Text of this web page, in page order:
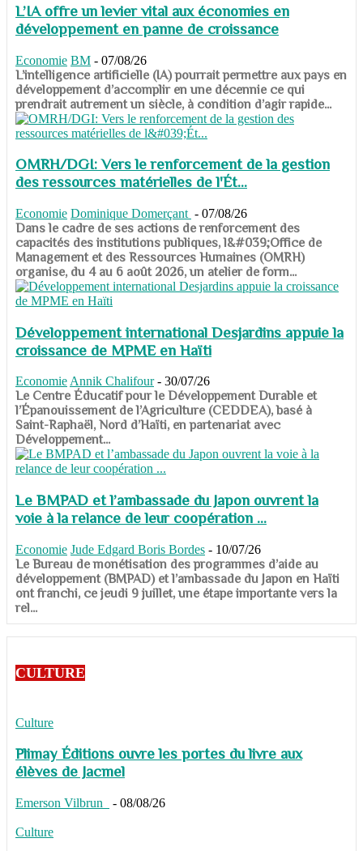
L’IA offre un levier vital aux économies en
développement en panne de croissance
Economie BM - 07/08/26
​​​​​​​L’intelligence artificielle (IA) pourrait permettre aux pays en
développement d’accomplir en une décennie ce qui
prendrait autrement un siècle, à condition d’agir rapide...
OMRH/DGI: Vers le renforcement de la gestion
des ressources matérielles de l'Ét...
Economie Dominique Domerçant - 07/08/26
Dans le cadre de ses actions de renforcement des
capacités des institutions publiques, l&#039;Office de
Management et des Ressources Humaines (OMRH)
organise, du 4 au 6 août 2026, un atelier de form...
Développement international Desjardins appuie la
croissance de MPME en Haïti
Economie Annik Chalifour - 30/07/26
​​​​​​​Le Centre Éducatif pour le Développement Durable et
l’Épanouissement de l’Agriculture (CEDDEA), basé à
Saint-Raphaël, Nord d’Haïti, en partenariat avec
Développement...
Le BMPAD et l’ambassade du Japon ouvrent la
voie à la relance de leur coopération ...
Economie Jude Edgard Boris Bordes - 10/07/26
​​​​​​​Le Bureau de monétisation des programmes d’aide au
développement (BMPAD) et l’ambassade du Japon en Haïti
ont franchi, ce jeudi 9 juillet, une étape importante vers la
rel...
CULTURE
Culture
Plimay Éditions ouvre les portes du livre aux
élèves de Jacmel
Emerson Vilbrun - 08/08/26
Culture